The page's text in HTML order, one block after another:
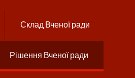
Склад Вченої ради
Рішення Вченої ради